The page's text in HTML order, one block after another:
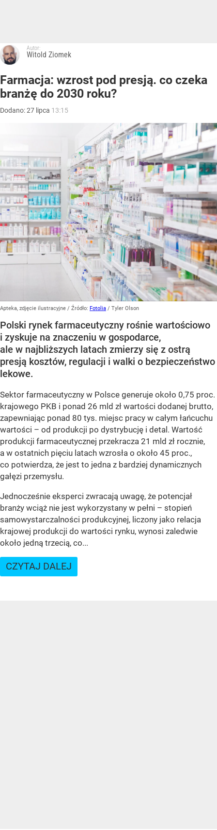
Autor:
Witold Ziomek
Farmacja: wzrost pod presją. co czeka
branżę do 2030 roku?
Dodano:27 lipca 13:15
Apteka, zdjęcie ilustracyjne / Źródło: Fotolia / Tyler Olson
Polski rynek farmaceutyczny rośnie wartościowo
i zyskuje na znaczeniu w gospodarce,
ale w najbliższych latach zmierzy się z ostrą
presją kosztów, regulacji i walki o bezpieczeństwo
lekowe.
Sektor farmaceutyczny w Polsce generuje około 0,75 proc.
krajowego PKB i ponad 26 mld zł wartości dodanej brutto,
zapewniając ponad 80 tys. miejsc pracy w całym łańcuchu
wartości – od produkcji po dystrybucję i detal. Wartość
produkcji farmaceutycznej przekracza 21 mld zł rocznie,
a w ostatnich pięciu latach wzrosła o około 45 proc.,
co potwierdza, że jest to jedna z bardziej dynamicznych
gałęzi przemysłu.
Jednocześnie eksperci zwracają uwagę, że potencjał
branży wciąż nie jest wykorzystany w pełni – stopień
samowystarczalności produkcyjnej, liczony jako relacja
krajowej produkcji do wartości rynku, wynosi zaledwie
około jedną trzecią, co...
CZYTAJ DALEJ